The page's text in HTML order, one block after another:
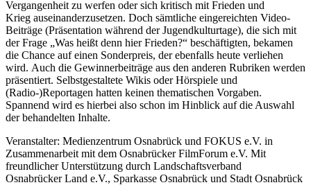
Vergangenheit zu werfen oder sich kritisch mit Frieden und
Krieg auseinanderzusetzen. Doch sämtliche eingereichten Video-
Beiträge (Präsentation während der Jugendkulturtage), die sich mit
der Frage „Was heißt denn hier Frieden?“ beschäftigten, bekamen
die Chance auf einen Sonderpreis, der ebenfalls heute verliehen
wird. Auch die Gewinnerbeiträge aus den anderen Rubriken werden
präsentiert. Selbstgestaltete Wikis oder Hörspiele und
(Radio-)Reportagen hatten keinen thematischen Vorgaben.
Spannend wird es hierbei also schon im Hinblick auf die Auswahl
der behandelten Inhalte.
Veranstalter: Medienzentrum Osnabrück und FOKUS e.V. in
Zusammenarbeit mit dem Osnabrücker FilmForum e.V. Mit
freundlicher Unterstützung durch Landschaftsverband
Osnabrücker Land e.V., Sparkasse Osnabrück und Stadt Osnabrück